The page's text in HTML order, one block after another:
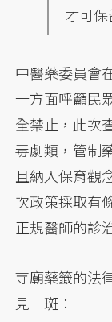
才可
中醫藥委員會
一方面呼籲民
全禁止，此次
毒劇類，管制
且納入保育觀
次政策採取有
正規醫師的診
寺廟藥籤的法
見一斑：